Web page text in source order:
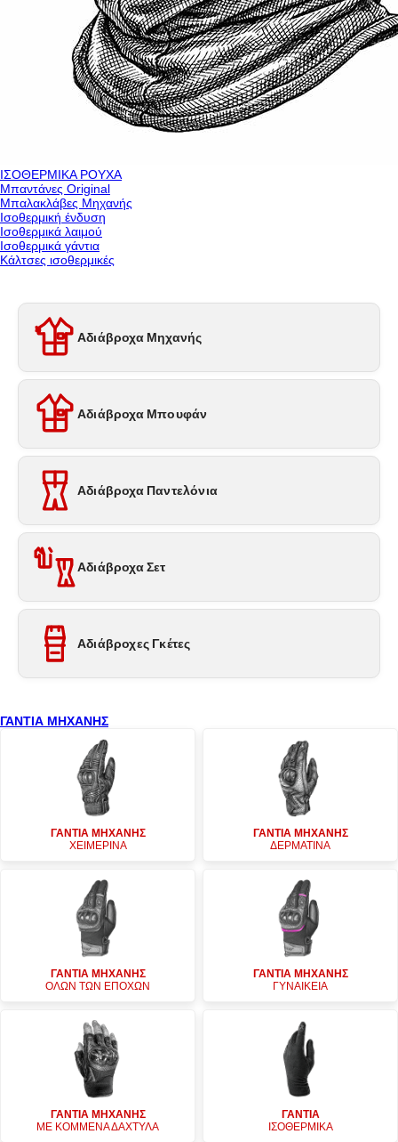
ΙΣΟΘΕΡΜΙΚΑ ΡΟΥΧΑ
Μπαντάνες Original
Μπαλακλάβες Μηχανής
Ισοθερμική ένδυση
Ισοθερμικά λαιμού
Ισοθερμικά γάντια
Κάλτσες ισοθερμικές
Αδιάβροχα Μηχανής
Αδιάβροχα Μπουφάν
Αδιάβροχα Παντελόνια
Αδιάβροχα Σετ
Αδιάβροχες Γκέτες
ΓΑΝΤΙΑ ΜΗΧΑΝΗΣ
ΓΑΝΤΙΑ ΜΗΧΑΝΗΣ
ΧΕΙΜΕΡΙΝΑ
ΓΑΝΤΙΑ ΜΗΧΑΝΗΣ
ΔΕΡΜΑΤΙΝΑ
ΓΑΝΤΙΑ ΜΗΧΑΝΗΣ
ΟΛΩΝ ΤΩΝ ΕΠΟΧΩΝ
ΓΑΝΤΙΑ ΜΗΧΑΝΗΣ
ΓΥΝΑΙΚΕΙΑ
ΓΑΝΤΙΑ ΜΗΧΑΝΗΣ
ΜΕ ΚΟΜΜΕΝΑ ΔΑΧΤΥΛΑ
ΓΑΝΤΙΑ
ΙΣΟΘΕΡΜΙΚΑ